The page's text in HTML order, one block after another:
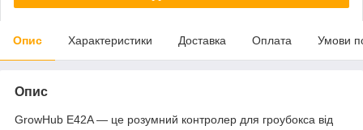
Опис Характеристики Доставка Оплата Умови
Опис
GrowHub E42A — це розумний контролер для гроубокса від